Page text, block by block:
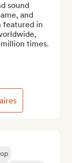
sound
and
featured in
times.